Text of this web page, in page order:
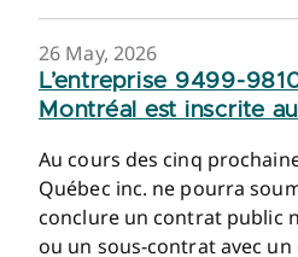
26 May, 2026
L’entreprise 9499-
Montréal est inscrite
Au cours des cinq
Québec inc. ne pourra
conclure un contrat public
ou un sous-contrat avec